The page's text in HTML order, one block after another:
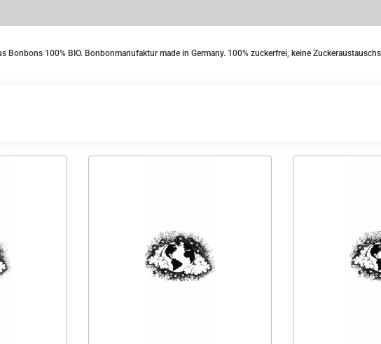
Bonbons 100% BIO. Bonbonmanufaktur made in Germany. 100% zuckerfrei, keine